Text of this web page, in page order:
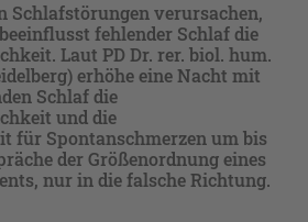
Schlafstörungen verursachen,
fehlender Schlaf die
Laut PD Dr. rer. biol. hum.
erhöhe eine Nacht mit
Schlaf die
und die
für Spontanschmerzen um bis
der Größenordnung eines
nur in die falsche Richtung.